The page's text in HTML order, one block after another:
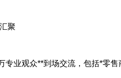
聚
专业观众**到场交流，包括*零